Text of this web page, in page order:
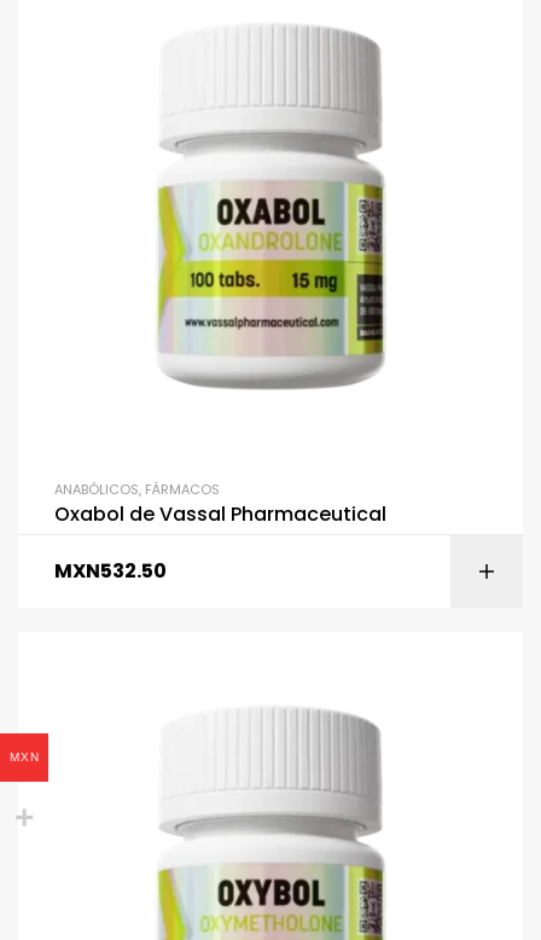
ANABÓLICOS, FÁRMACOS
Oxabol de Vassal Pharmaceutical
MXN532.50
MXN